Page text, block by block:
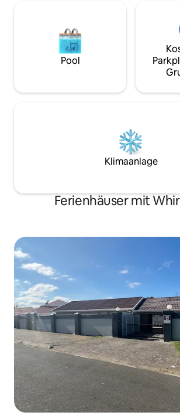
vierten Zimmer ein zusätzliches
Queensize-Bett hinzufügen.
Pool
Klimaanlage
Ferienhäuser mit